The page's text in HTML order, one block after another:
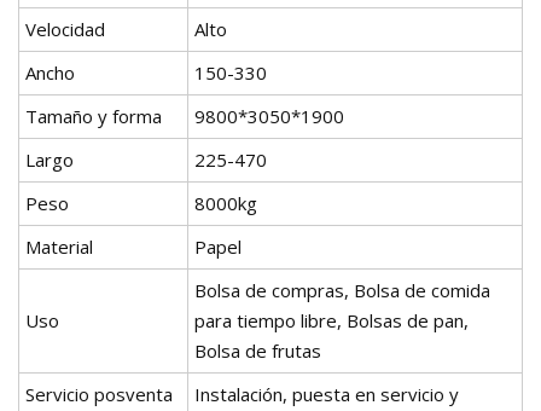
Velocidad
Alto
Ancho
150-330
Tamaño y forma
9800*3050*1900
Largo
225-470
Peso
8000kg
Material
Papel
Uso
Bolsa de compras, Bolsa de comida
para tiempo libre, Bolsas de pan,
Bolsa de frutas
Servicio posventa
Instalación, puesta en servicio y